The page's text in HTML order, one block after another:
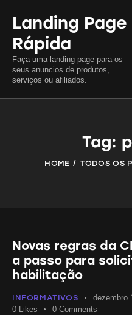
Landing Page
Rápida
Faça uma landing page para os
seus anuncios de produtos,
serviços ou afiliados.
Tag:
HOME TODOS OS
Novas regras da
a passo para
habilitação
INFORMATIVOS dezembro
0
Likes 0 Comments